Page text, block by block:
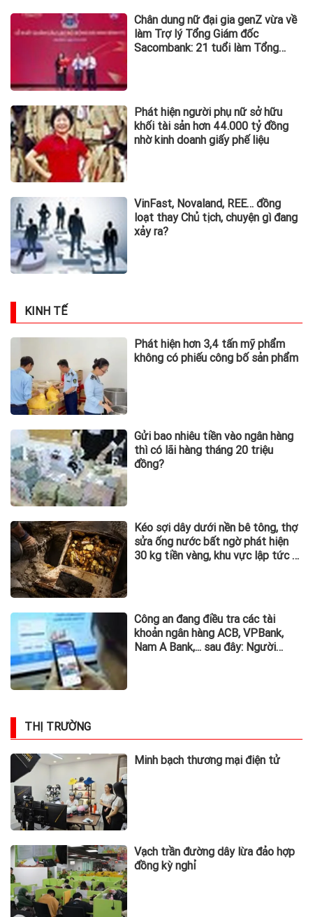
Chân dung nữ đại gia genZ vừa về
làm Trợ lý Tổng Giám đốc
Sacombank: 21 tuổi làm Tổng
Phát hiện người phụ nữ sở hữu
khối tài sản hơn 44.000 tỷ đồng
nhờ kinh doanh giấy phế liệu
VinFast, Novaland, REE… đồng
loạt thay Chủ tịch, chuyện gì đang
xảy ra?
KINH TẾ
Phát hiện hơn 3,4 tấn mỹ phẩm
không có phiếu công bố sản phẩm
Gửi bao nhiêu tiền vào ngân hàng
thì có lãi hàng tháng 20 triệu
đồng?
Kéo sợi dây dưới nền bê tông, thợ
sửa ống nước bất ngờ phát hiện
30 kg tiền vàng, khu vực lập tức bị
Công an đang điều tra các tài
khoản ngân hàng ACB, VPBank,
Nam A Bank,... sau đây: Người
THỊ TRƯỜNG
Minh bạch thương mại điện tử
Vạch trần đường dây lừa đảo hợp
đồng kỳ nghỉ